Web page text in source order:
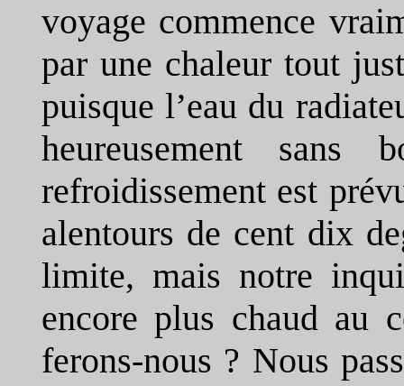
voyage commence
par une chaleur tout
puisque l’eau du
heureusement
refroidissement est
alentours de cent dix
limite, mais notre
encore plus chaud au
ferons-nous ? Nous